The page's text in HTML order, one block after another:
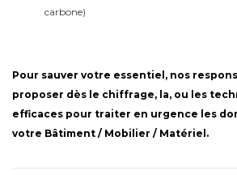
carbone)
Pour sauver votre essentiel , nos
proposer dès le chiffrage, la, ou les
efficaces pour traiter en urgence les
votre Bâtiment / Mobilier / Matériel.